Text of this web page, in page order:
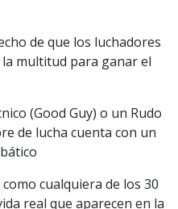
de que los luchadores
multitud para ganar el
(Good Guy) o un Rudo
de lucha cuenta con un
cualquiera de los 30
real que aparecen en la